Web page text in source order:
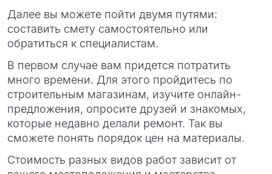
Далее вы можете пойти двумя путями:
составить смету самостоятельно или
обратиться к специалистам.
В первом случае вам придется потратить
много времени. Для этого пройдитесь по
строительным магазинам, изучите онлайн-
предложения, опросите друзей и знакомых,
которые недавно делали ремонт. Так вы
сможете понять порядок цен на материалы.
Стоимость разных видов работ зависит от